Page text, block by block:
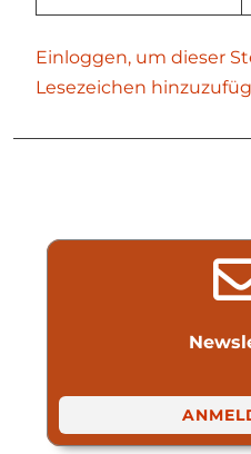
Einloggen, um dieser
Lesezeichen